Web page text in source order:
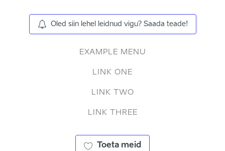
Oled siin lehel leidnud vigu? Saada teade!
EXAMPLE MENU
LINK ONE
LINK TWO
LINK THREE
Toeta meid